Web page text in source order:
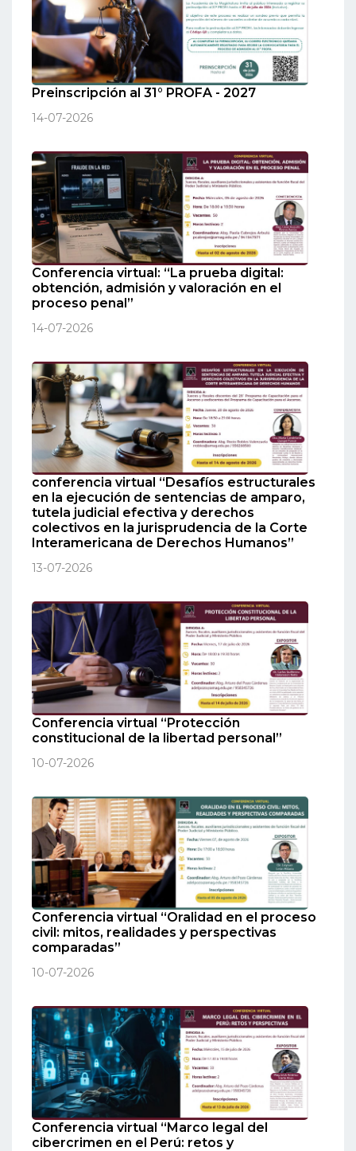
Preinscripción al 31° PROFA - 2027
14-07-2026
Conferencia virtual: “La prueba digital:
obtención, admisión y valoración en el
proceso penal”
14-07-2026
conferencia virtual “Desafíos estructurales
en la ejecución de sentencias de amparo,
tutela judicial efectiva y derechos
colectivos en la jurisprudencia de la Corte
Interamericana de Derechos Humanos”
13-07-2026
Conferencia virtual “Protección
constitucional de la libertad personal”
10-07-2026
Conferencia virtual “Oralidad en el proceso
civil: mitos, realidades y perspectivas
comparadas”
10-07-2026
Conferencia virtual “Marco legal del
cibercrimen en el Perú: retos y